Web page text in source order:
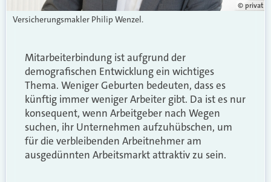
© privat
Versicherungsmakler Philip Wenzel.
Mitarbeiterbindung ist aufgrund der
demografischen Entwicklung ein wichtiges
Thema. Weniger Geburten bedeuten, dass es
künftig immer weniger Arbeiter gibt. Da ist es nur
konsequent, wenn Arbeitgeber nach Wegen
suchen, ihr Unternehmen aufzuhübschen, um
für die verbleibenden Arbeitnehmer am
ausgedünnten Arbeitsmarkt attraktiv zu sein.